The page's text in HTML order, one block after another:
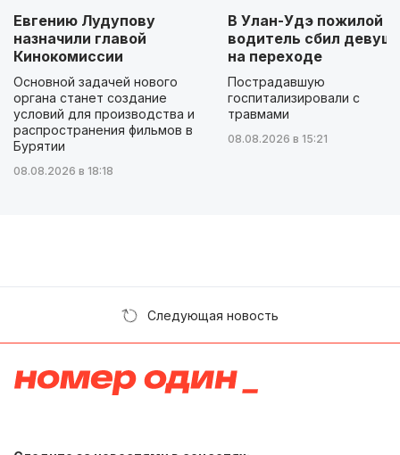
Евгению Лудупову
назначили главой
Кинокомиссии
Основной задачей нового
органа станет создание
условий для производства и
распространения фильмов в
Бурятии
08.08.2026 в 18:18
В Улан-Удэ пожилой
водитель сбил
на переходе
Пострадавшую
госпитализировали с
травмами
08.08.2026 в 15:21
Следующая новость